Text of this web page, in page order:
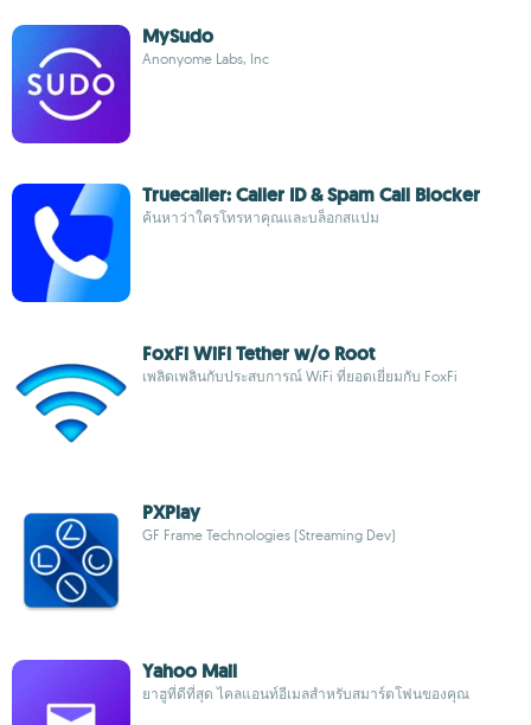
MySudo
Anonyome Labs, Inc
Truecaller: Caller ID & Spam Call Blocker
ค้นหาว่าใครโทรหาคุณและบล็อกสแปม
FoxFi WiFi Tether w/o Root
เพลิดเพลินกับประสบการณ์ WiFi ที่ยอดเยี่ยมกับ FoxFi
PXPlay
GF Frame Technologies (Streaming Dev)
Yahoo Mail
ยาฮูที่ดีที่สุด ไคลแอนท์อีเมลสำหรับสมาร์ตโฟนของคุณ